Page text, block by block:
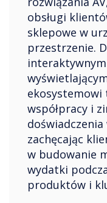
obsługi
sklepowe w
przestrzenie.
współpracy i
zachęcając
w budowanie
wydatki
produktów i